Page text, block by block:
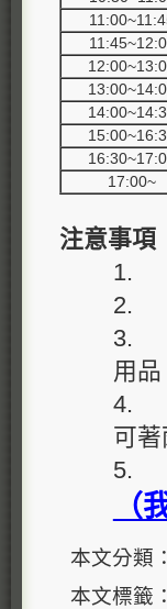
17:00~
注意事項
1.
2.
3.
用品
4.
可著
5.
（
本文分類
本文標籤